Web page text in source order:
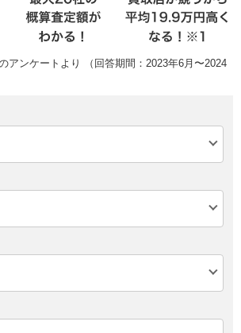
アンケートより （回答期間：2023年6月〜2024